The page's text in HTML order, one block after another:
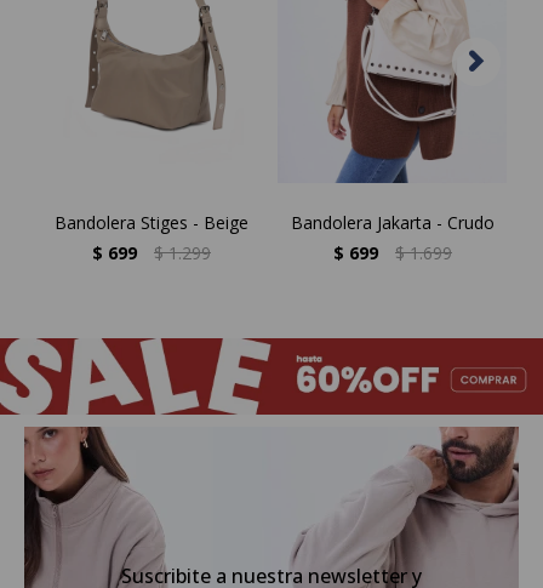
Bandolera Stiges - Beige
$ 699 $ 1.299
Bandolera Jakarta - Crudo
$ 699 $ 1.699
Suscribite a nuestra newsletter y